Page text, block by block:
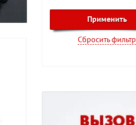
Сбросить фильтр